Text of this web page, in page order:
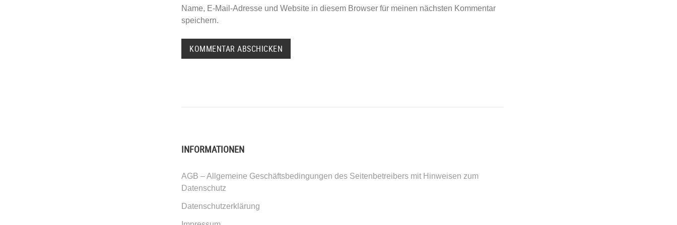
Name, E-Mail-Adresse und Website in diesem Browser für meinen nächsten Kommentar
speichern.
INFORMATIONEN
AGB – Allgemeine Geschäftsbedingungen des Seitenbetreibers mit Hinweisen zum
Datenschutz
Datenschutzerklärung